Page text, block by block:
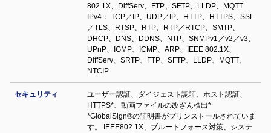
802.1X、DiffServ、FTP、SFTP、LLDP、MQTT
IPv4： TCP／IP、UDP／IP、HTTP、HTTPS、SSL
／TLS、RTSP、RTP、RTP／RTCP、SMTP、
DHCP、DNS、DDNS、NTP、SNMPv1／v2／v3、
UPnP、IGMP、ICMP、ARP、IEEE 802.1X、
DiffServ、SRTP、FTP、SFTP、LLDP、MQTT、
NTCIP
セキュリティ
ユーザー認証、ダイジェスト認証、ホスト認証、
HTTPS*、動画ファイルの改ざん検出*
*GlobalSign®の証明書がプリンストールされていま
す。 IEEE802.1X、ブルートフォース対策、システ